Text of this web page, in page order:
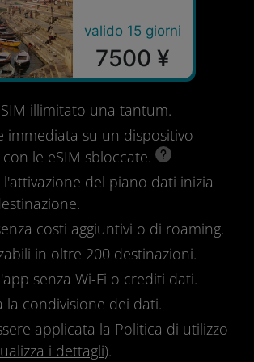
valido 15 giorni
7500 ¥
illimitato una tantum.
immediata su un dispositivo
le eSIM sbloccate.
del piano dati inizia
costi aggiuntivi o di roaming.
in oltre 200 destinazioni.
senza Wi-Fi o crediti dati.
la condivisione dei dati.
applicata la Politica di utilizzo
i dettagli).